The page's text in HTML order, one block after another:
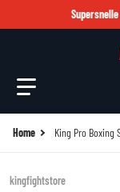
Home King Pro Boxing
kingfightstore